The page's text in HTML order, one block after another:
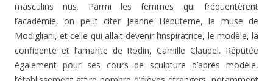
masculins nus. Parmi les femmes qui fréquentèrent
l’académie, on peut citer Jeanne Hébuterne, la muse de
Modigliani, et celle qui allait devenir l’inspiratrice, le modèle, la
confidente et l’amante de Rodin, Camille Claudel. Réputée
également pour ses cours de sculpture d’après modèle,